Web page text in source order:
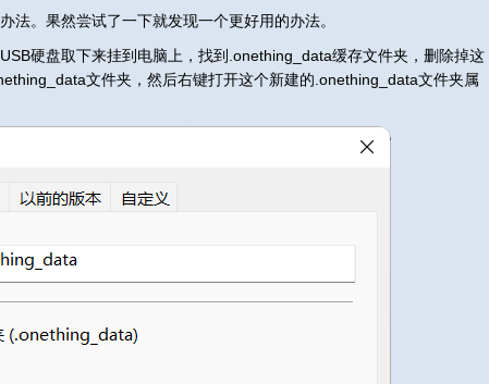
。果然尝试了一下就发现一个更好用的办法。
硬盘取下来挂到电脑上，找到.onething_data缓存文件夹，删除掉这
文件夹，然后右键打开这个新建的.onething_data文件夹属